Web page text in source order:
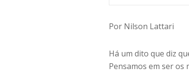
Por Nilson Lattari
Há um dito que diz
Pensamos em ser